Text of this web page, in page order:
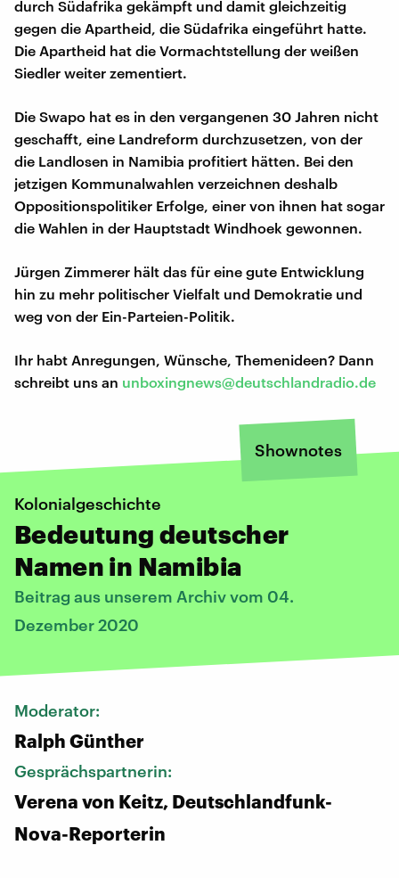
durch Südafrika gekämpft und damit gleichzeitig
gegen die Apartheid, die Südafrika eingeführt hatte.
Die Apartheid hat die Vormachtstellung der weißen
Siedler weiter zementiert.
Die Swapo hat es in den vergangenen 30 Jahren nicht
geschafft, eine Landreform durchzusetzen, von der
die Landlosen in Namibia profitiert hätten. Bei den
jetzigen Kommunalwahlen verzeichnen deshalb
Oppositionspolitiker Erfolge, einer von ihnen hat sogar
die Wahlen in der Hauptstadt Windhoek gewonnen.
Jürgen Zimmerer hält das für eine gute Entwicklung
hin zu mehr politischer Vielfalt und Demokratie und
weg von der Ein-Parteien-Politik.
Ihr habt Anregungen, Wünsche, Themenideen? Dann
schreibt uns an unboxingnews@deutschlandradio.de
Shownotes
Kolonialgeschichte
Bedeutung deutscher
Namen in Namibia
Beitrag aus unserem Archiv vom 04.
Dezember 2020
Moderator:
Ralph Günther
Gesprächspartnerin:
Verena von Keitz, Deutschlandfunk-
Nova-Reporterin